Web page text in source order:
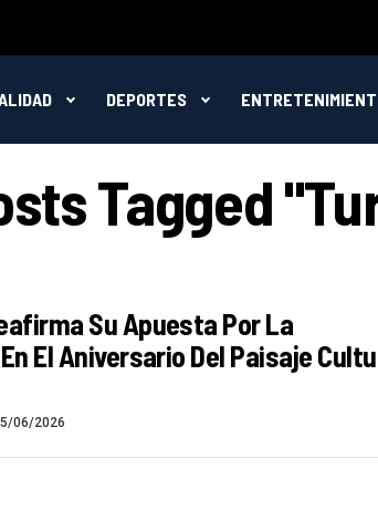
DEPORTES
Tagged
Su Apuesta Por La
El Aniversario Del Paisaje
06/2026